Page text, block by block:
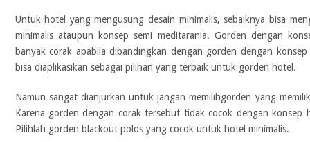
Untuk hotel yang mengusung desain minimalis, sebaiknya bisa
minimalis ataupun konsep semi meditarania. Gorden dengan
banyak corak apabila dibandingkan dengan gorden dengan
bisa diaplikasikan sebagai pilihan yang terbaik untuk gorden hotel.
Namun sangat dianjurkan untuk jangan memilihgorden yang
Karena gorden dengan corak tersebut tidak cocok dengan konsep
Pilihlah gorden blackout polos yang cocok untuk hotel minimalis.